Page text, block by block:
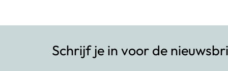
Schrijf je in voor de